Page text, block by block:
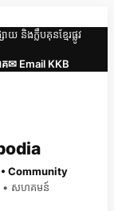
និងក្លឹបគុនខ្មែរផ្លូវ
គ✉ Email KKB
Community
ប • សហគមន៍